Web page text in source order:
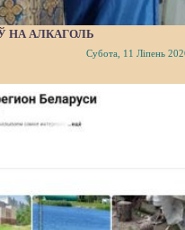
НА АЛКАГОЛЬ
Субота, 11 Ліпень